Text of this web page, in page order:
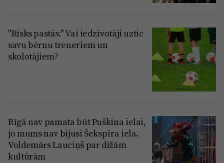
"Risks pastāv." Vai iedzīvotāji uztic
savu bērnu treneriem un
skolotājiem?
Rīgā nav pamata būt Puškina ielai,
jo mums nav bijusi Šekspīra iela.
Voldemārs Lauciņš par dižām
kultūrām